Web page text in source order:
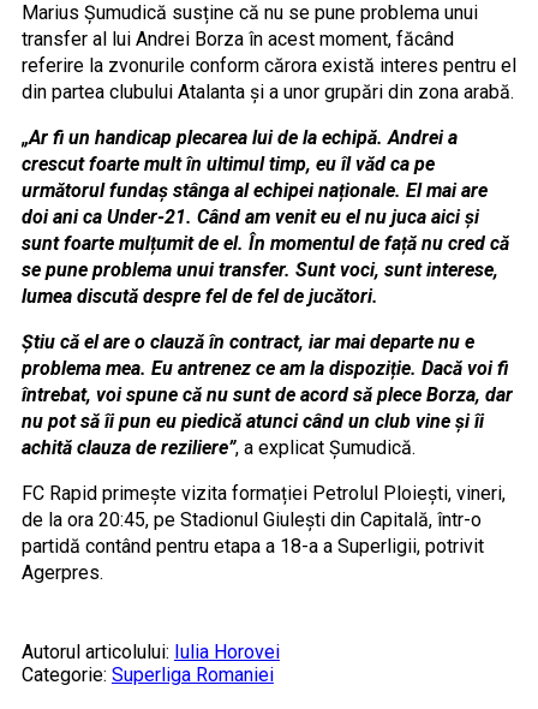
Marius Șumudică susține că nu se pune problema unui
transfer al lui Andrei Borza în acest moment, făcând
referire la zvonurile conform cărora există interes pentru el
din partea clubului Atalanta și a unor grupări din zona arabă.
„Ar fi un handicap plecarea lui de la echipă. Andrei a
crescut foarte mult în ultimul timp, eu îl văd ca pe
următorul fundaș stânga al echipei naționale. El mai are
doi ani ca Under-21. Când am venit eu el nu juca aici și
sunt foarte mulțumit de el. În momentul de față nu cred că
se pune problema unui transfer. Sunt voci, sunt interese,
lumea discută despre fel de fel de jucători.
Știu că el are o clauză în contract, iar mai departe nu e
problema mea. Eu antrenez ce am la dispoziție. Dacă voi fi
întrebat, voi spune că nu sunt de acord să plece Borza, dar
nu pot să îi pun eu piedică atunci când un club vine și îi
achită clauza de reziliere”, a explicat Șumudică.
FC Rapid primește vizita formației Petrolul Ploiești, vineri,
de la ora 20:45, pe Stadionul Giulești din Capitală, într-o
partidă contând pentru etapa a 18-a a Superligii, potrivit
Agerpres.
Autorul articolului: Iulia Horovei
Categorie: Superliga Romaniei